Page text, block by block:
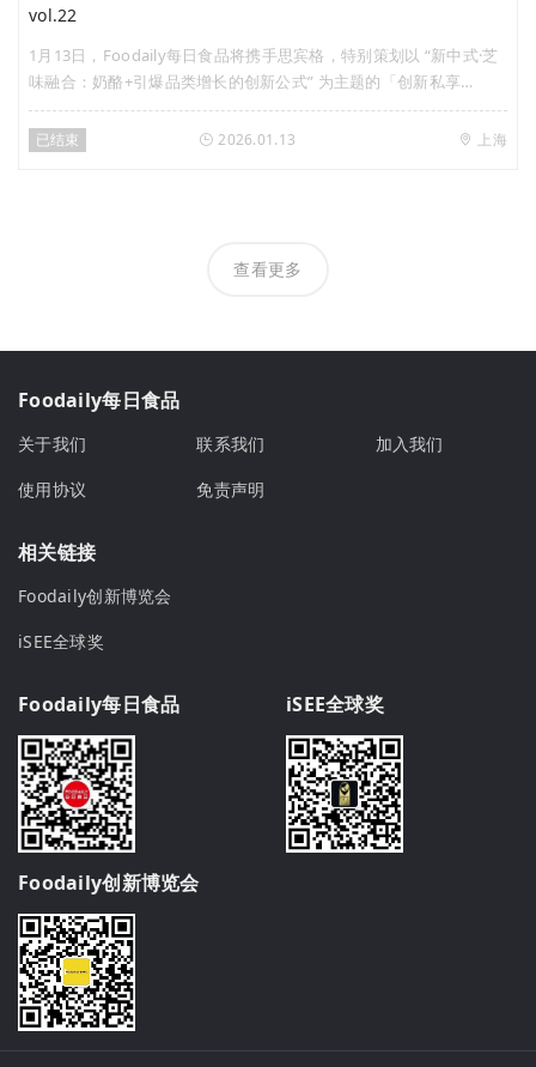
vol.22
1月13日，Foodaily每日食品将携手思宾格，特别策划以 “新中式·芝
味融合：奶酪+引爆品类增长的创新公式” 为主题的「创新私享
会」，将与创新代表品牌、研发专家及行业智库一同，解码“奶酪
+”爆款密码，将趋势洞察转化为可落地的增长机遇。
已结束 2026.01.13 上海
查看更多
Foodaily每日食品
关于我们 联系我们
加入我们
使用协议
免责声明
相关链接
Foodaily创新博览会
iSEE全球奖
Foodaily每日食品 iSEE全球奖
Foodaily创新博览会